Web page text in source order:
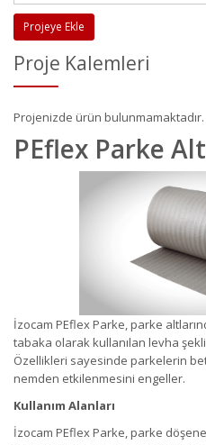
Projeye Ekle
Proje Kalemleri
Projenizde ürün bulunmamaktadır.
PEflex Parke
İzocam PEflex Parke, parke
tabaka olarak kullanılan levha
Özellikleri sayesinde parkelerin
nemden etkilenmesini engeller.
Kullanım Alanları
İzocam PEflex Parke, parke